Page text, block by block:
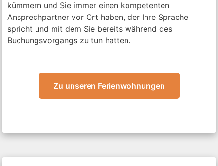
kümmern und Sie immer einen kompetenten
Ansprechpartner vor Ort haben, der Ihre Sprache
spricht und mit dem Sie bereits während des
Buchungsvorgangs zu tun hatten.
Zu unseren Ferienwohnungen